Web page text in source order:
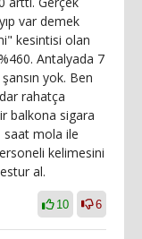
var demek
kesintisi olan
Antalyada 7
yok. Ben
rahatça
balkona sigara
saat mola ile
kelimesini
al.
10 6